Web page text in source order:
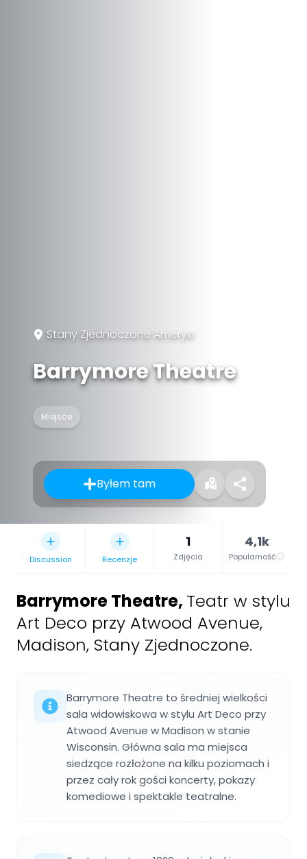
Stany Zjednoczone Ameryki
Barrymore Theatre
Miejsce
Byłem tam
Discussion Recenzje
1
Zdjęcia
4,1k
Popularność
Barrymore Theatre, Teatr w stylu
Art Deco przy Atwood Avenue,
Madison, Stany Zjednoczone.
Barrymore Theatre to średniej wielkości
sala widowiskowa w stylu Art Deco przy
Atwood Avenue w Madison w stanie
Wisconsin. Główna sala ma miejsca
siedzące rozłożone na kilku poziomach i
przez cały rok gości koncerty, pokazy
komediowe i spektakle teatralne.